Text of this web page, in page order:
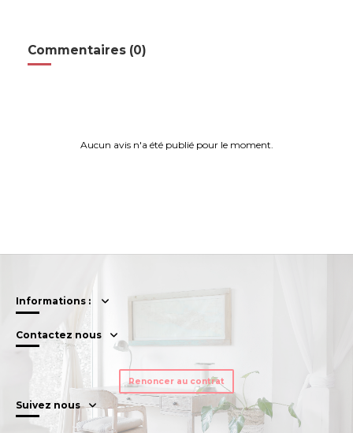
Commentaires (0)
Aucun avis n'a été publié pour le moment.
Informations :
Contactez nous
Renoncer au contrat
Suivez nous